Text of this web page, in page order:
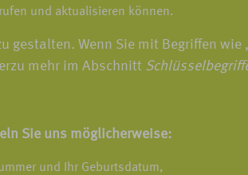
und aktualisieren können.
Wenn Sie mit Begriffen wie
mehr im Abschnitt
Sie uns möglicherweise:
und Ihr Geburtsdatum,